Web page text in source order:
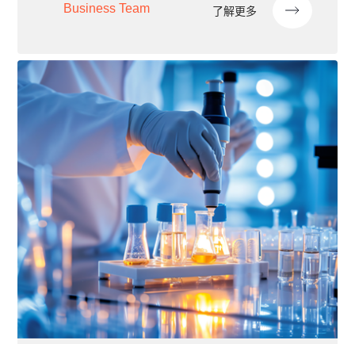
Business Team 了解更多